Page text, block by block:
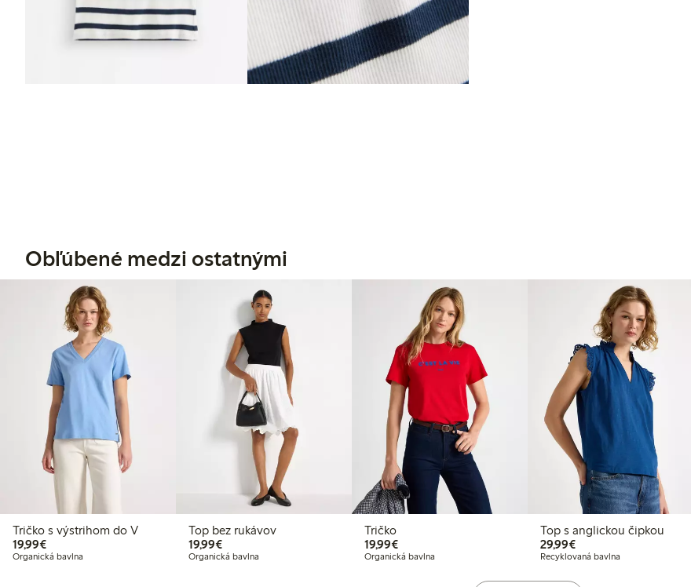
Obľúbené medzi ostatnými
Tričko s výstrihom do V
19,99€19,99 €
Organická bavlna
Top bez rukávov
19,99€19,99 €
Organická bavlna
Tričko
19,99€19,99 €
Organická bavlna
Top s anglickou čipkou
29,99€29,99 €
Recyklovaná bavlna